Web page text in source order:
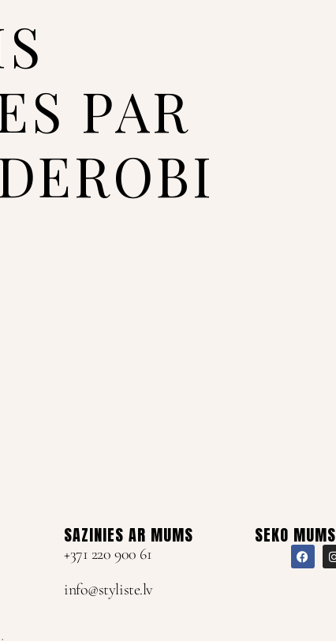
☑️ Stila kastes tiek
tāpēc piegādes laiks ir
izvēlēto apģērbu
Kad pasūtījums būs
pirkuma gaitu. Ja
uzrādās kā neaktīvs un
par veikto maksājumu.
SKU:
PAR
SAZINIES AR MUMS
+371 220 900 61
info@styliste.lv
SEKO MUMS